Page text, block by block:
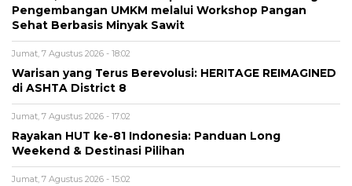
Pengembangan UMKM melalui Workshop Pangan
Sehat Berbasis Minyak Sawit
Jumat, 7 Agustus 2026 - 18:02
Warisan yang Terus Berevolusi: HERITAGE REIMAGINED
di ASHTA District 8
Jumat, 7 Agustus 2026 - 17:02
Rayakan HUT ke-81 Indonesia: Panduan Long
Weekend & Destinasi Pilihan
Jumat, 7 Agustus 2026 - 15:02